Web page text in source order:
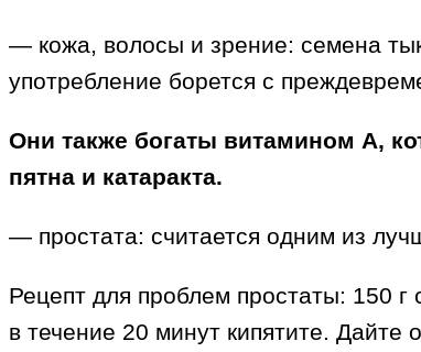
— кожа, волосы и зрение: семена
употребление борется с
Они также богаты витамином А,
пятна и катаракта.
— простата: считается одним из
Рецепт для проблем простаты: 150
в течение 20 минут кипятите. Дайте